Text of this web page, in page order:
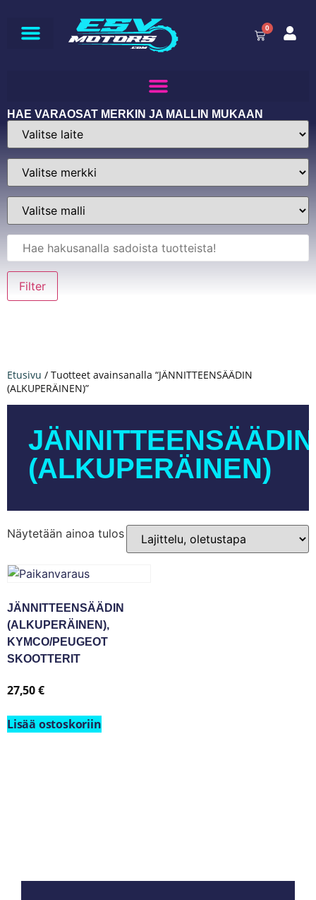
0
HAE VARAOSAT MERKIN JA MALLIN MUKAAN
Filter
Etusivu / Tuotteet avainsanalla “JÄNNITTEENSÄÄDIN
(ALKUPERÄINEN)”
JÄNNITTEENSÄÄDIN
(ALKUPERÄINEN)
Näytetään ainoa tulos
JÄNNITTEENSÄÄDIN
(ALKUPERÄINEN),
KYMCO/PEUGEOT
SKOOTTERIT
27,50€
Lisää ostoskoriin